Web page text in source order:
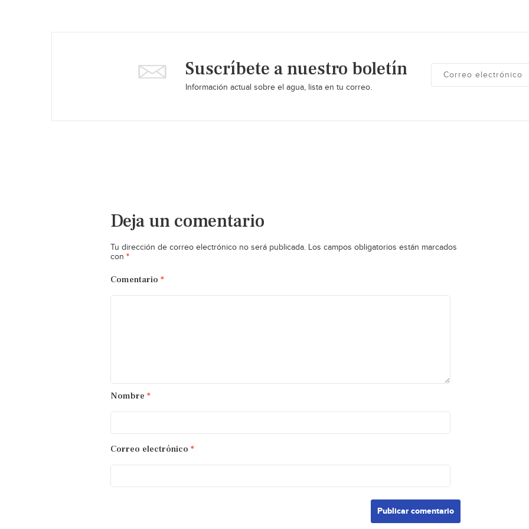
Suscríbete a nuestro boletín
Información actual sobre el agua, lista en tu correo.
Deja un comentario
Tu dirección de correo electrónico no será publicada. Los campos obligatorios están marcados
con *
Comentario *
Nombre *
Correo electrónico *